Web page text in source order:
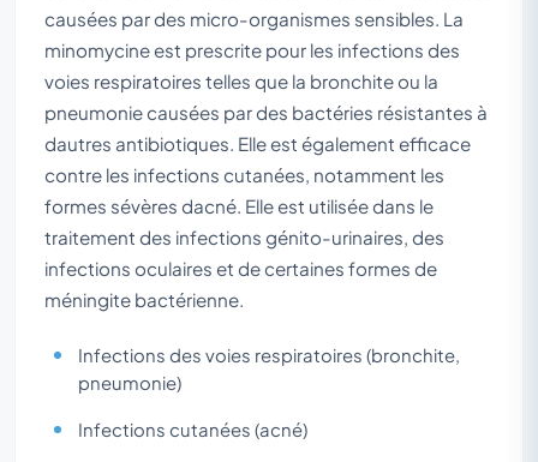
causées par des micro-organismes sensibles. La
minomycine est prescrite pour les infections des
voies respiratoires telles que la bronchite ou la
pneumonie causées par des bactéries résistantes à
dautres antibiotiques. Elle est également efficace
contre les infections cutanées, notamment les
formes sévères dacné. Elle est utilisée dans le
traitement des infections génito-urinaires, des
infections oculaires et de certaines formes de
méningite bactérienne.
Infections des voies respiratoires (bronchite,
pneumonie)
Infections cutanées (acné)